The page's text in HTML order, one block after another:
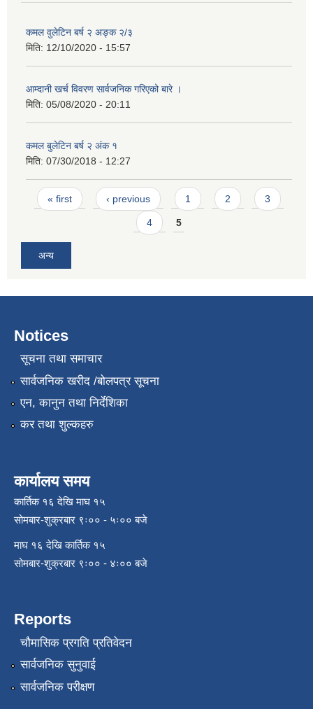
कमल वुलेटिन बर्ष २ अङ्क २/३
मिति: 12/10/2020 - 15:57
आम्दानी खर्च विवरण सार्वजनिक गरिएको बारे ।
मिति: 05/08/2020 - 20:11
कमल बुलेटिन बर्ष २ अंक १
मिति: 07/30/2018 - 12:27
Pages
« first ‹ previous 1 2 3
4 5
अन्य
Notices
सूचना तथा समाचार
सार्वजनिक खरीद /बोलपत्र सूचना
एन, कानुन तथा निर्देशिका
कर तथा शुल्कहरु
कार्यालय समय
कार्तिक १६ देखि माघ १५
सोमबार-शुक्रबार ९ः०० - ५ः०० बजे
माघ १६ देखि कार्तिक १५
सोमबार-शुक्रबार ९ः०० - ४ः०० बजे
Reports
चौमासिक प्रगति प्रतिवेदन
सार्वजनिक सुनुवाई
सार्वजनिक परीक्षण